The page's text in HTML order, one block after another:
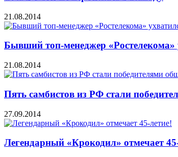
21.08.2014
Бывший топ-менеджер
21.08.2014
Пять самбистов из РФ стали
27.09.2014
Легендарный «Крокодил» отмечает